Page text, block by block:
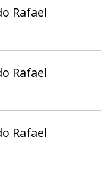
Rafael
Rafael
Rafael